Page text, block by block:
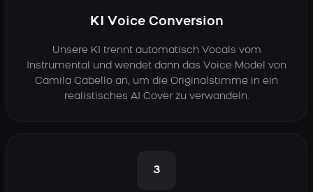
KI Voice Conversion
Unsere KI trennt automatisch Vocals vom
Instrumental und wendet dann das Voice Model von
Camila Cabello an, um die Originalstimme in ein
realistisches AI Cover zu verwandeln.
3